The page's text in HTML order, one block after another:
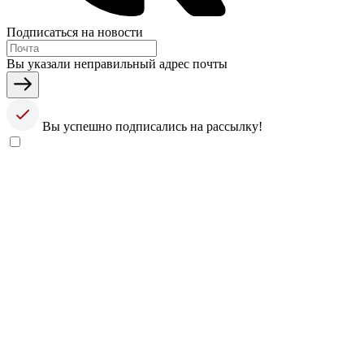
Подписаться на новости
Вы указали неправильный адрес почты
Вы успешно подписались на рассылку!